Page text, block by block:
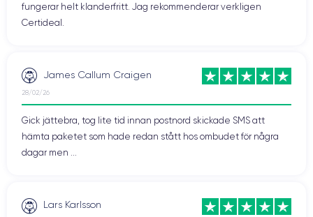
fungerar helt klanderfritt. Jag rekommenderar verkligen
Certideal.
James Callum Craigen
28/02/26
Gick jättebra, tog lite tid innan postnord skickade SMS att
hämta paketet som hade redan stått hos ombudet för några
dagar men ...
Lars Karlsson